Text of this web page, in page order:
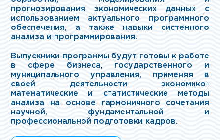
прогнозирования экономических данных с
использованием актуального программного
обеспечения, а также навыки системного
анализа и программирования.
Выпускники программы будут готовы к работе
в сфере бизнеса, государственного и
муниципального управления, применяя в
своей деятельности экономико-
математические и статистические методы
анализа на основе гармоничного сочетания
научной, фундаментальной и
профессиональной подготовки кадров.